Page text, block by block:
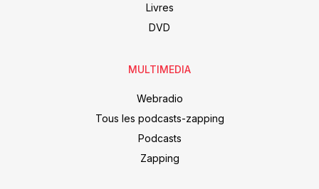
Livres
DVD
MULTIMEDIA
Webradio
Tous les podcasts-zapping
Podcasts
Zapping